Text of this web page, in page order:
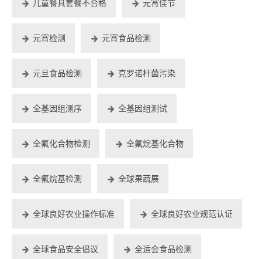
儿童餐具套餐不合格 元宵佳节
元宵检测 元宵食品检测
元旦食品检测 克罗诺杆菌污染
全基因组测序 全基因组测试
全氟化合物检测 全氟烷基化合物
全氟烷基检测 全球果蔬展
全球良好农业操作标准 全球良好农业规范认证
全球食品安全倡议 全运会食品检测